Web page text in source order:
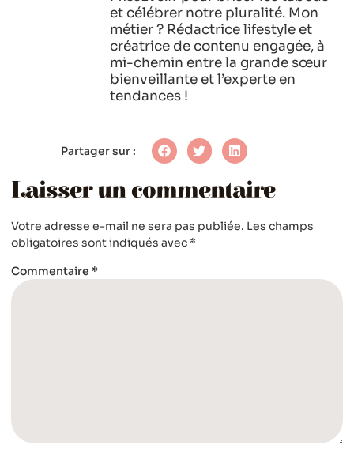
et célébrer notre pluralité. Mon
métier ? Rédactrice lifestyle et
créatrice de contenu engagée, à
mi-chemin entre la grande sœur
bienveillante et l’experte en
tendances !
Partager sur :
Laisser un commentaire
Votre adresse e-mail ne sera pas publiée. Les champs
obligatoires sont indiqués avec *
Commentaire *